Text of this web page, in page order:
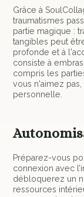
Grâce à
traumatismes
partie magique :
tangibles peut
profonde et à
consiste à
compris les
vous n'aimez
personnelle.
Préparez-vous
connexion avec
débloquerez un
ressources